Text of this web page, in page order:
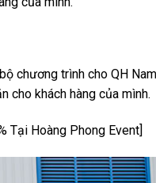
chương trình cho QH
cho khách hàng của mình.
Tại Hoàng Phong Event]